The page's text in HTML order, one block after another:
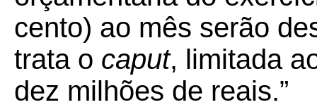
cento) ao mês serão
trata o caput, limitada
dez milhões de reais.”